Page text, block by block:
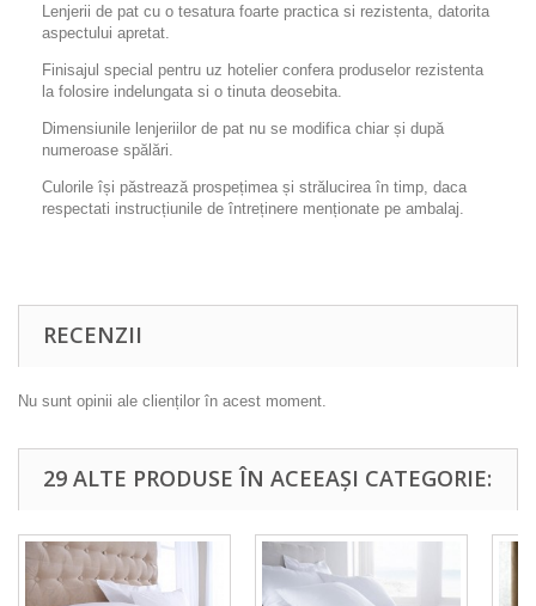
Lenjerii de pat cu o tesatura foarte practica si rezistenta, datorita
aspectului apretat.
Finisajul special pentru uz hotelier confera produselor rezistenta
la folosire indelungata si o tinuta deosebita.
Dimensiunile lenjeriilor de pat nu se modifica chiar și după
numeroase spălări.
Culorile își păstrează prospețimea și strălucirea în timp, daca
respectati instrucțiunile de întreținere menționate pe ambalaj.
RECENZII
Nu sunt opinii ale clienților în acest moment.
29 ALTE PRODUSE ÎN ACEEAȘI CATEGORIE: